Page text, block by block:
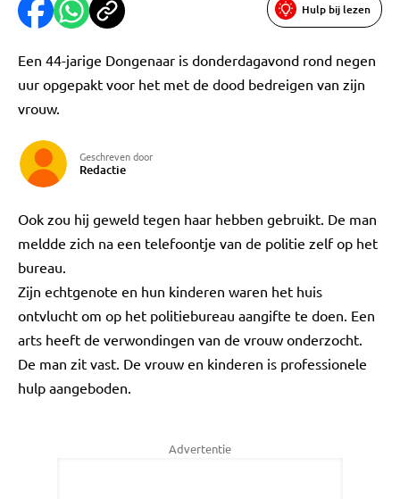
Hulp bij lezen
Een 44-jarige Dongenaar is donderdagavond rond negen
uur opgepakt voor het met de dood bedreigen van zijn
vrouw.
Geschreven door
Redactie
Ook zou hij geweld tegen haar hebben gebruikt. De man
meldde zich na een telefoontje van de politie zelf op het
bureau.
Zijn echtgenote en hun kinderen waren het huis
ontvlucht om op het politiebureau aangifte te doen. Een
arts heeft de verwondingen van de vrouw onderzocht.
De man zit vast. De vrouw en kinderen is professionele
hulp aangeboden.
Advertentie